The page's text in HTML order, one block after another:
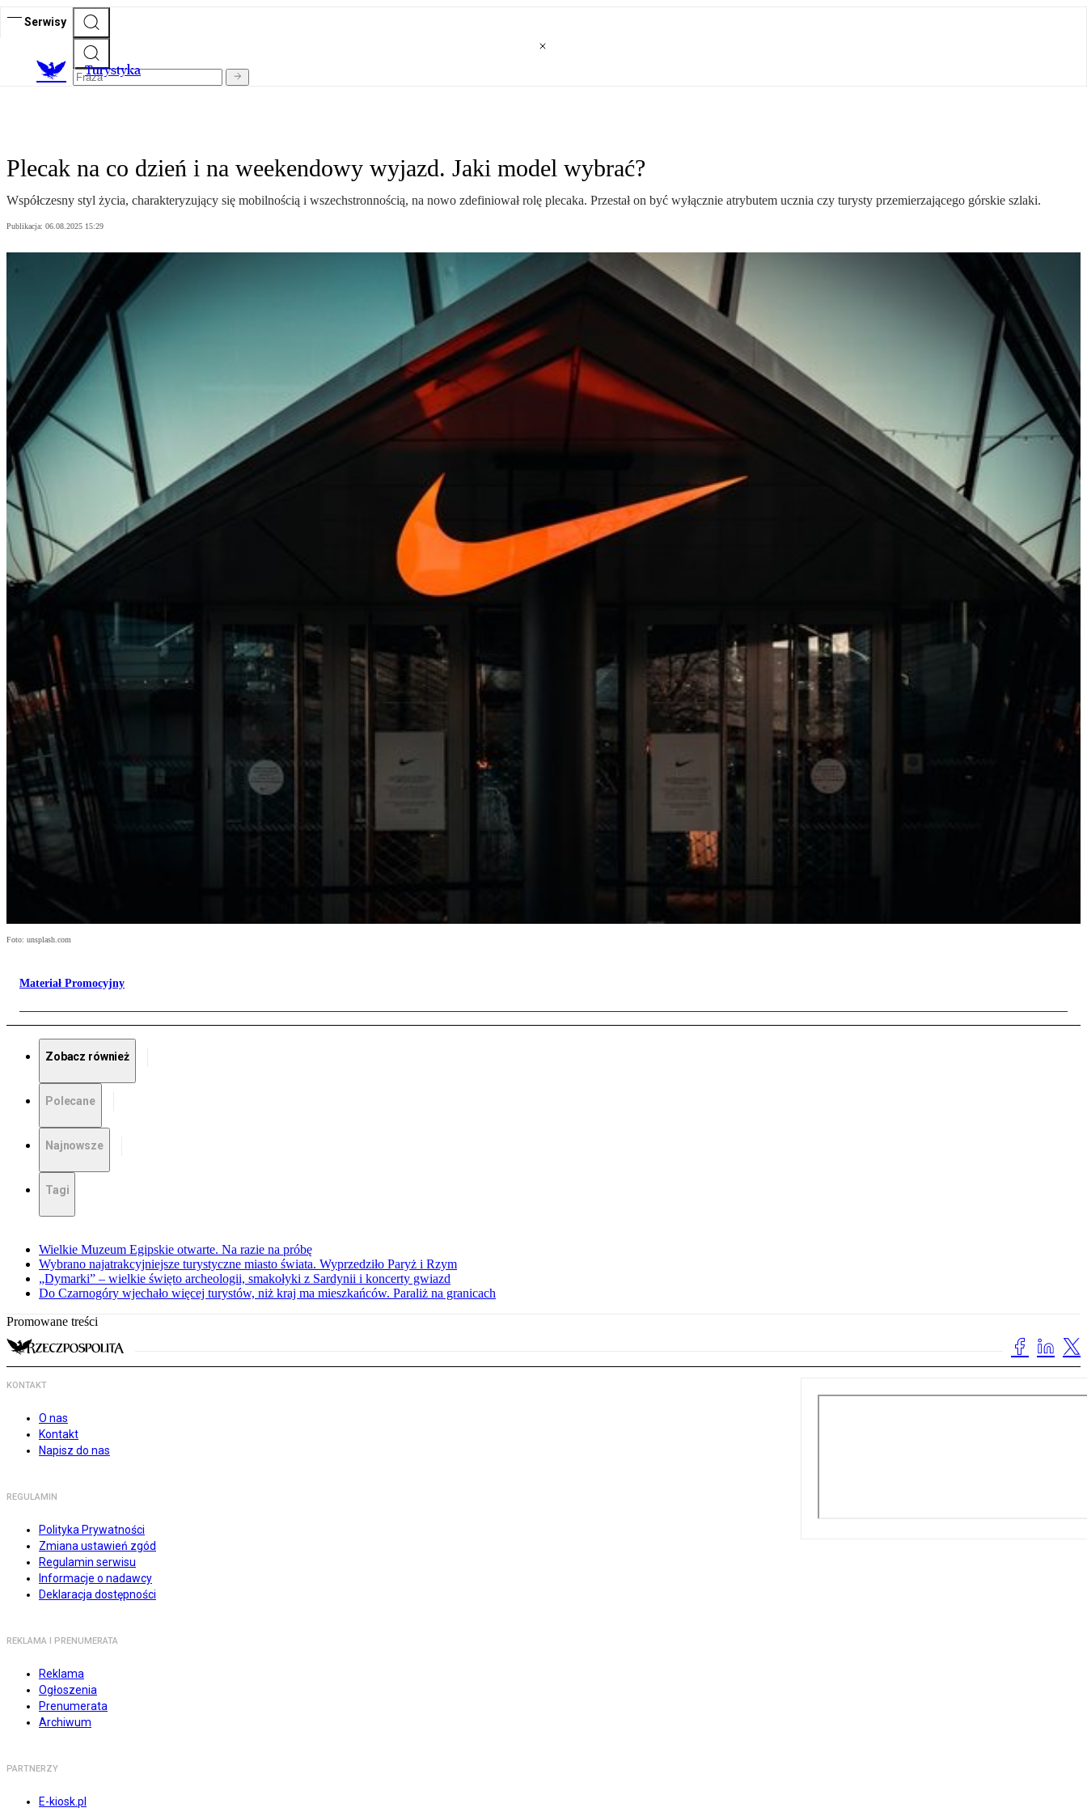
Serwisy
Turystyka
Plecak na co dzień i na weekendowy wyjazd. Jaki model wybrać?
Współczesny styl życia, charakteryzujący się mobilnością i wszechstronnością, na nowo zdefiniował rolę plecaka. Przestał on być wyłącznie atrybutem ucznia czy turysty przemierzającego górskie szlaki.
Publikacja: 06.08.2025 15:29
Foto: unsplash.com
Materiał Promocyjny
Zobacz również
Polecane
Najnowsze
Tagi
Wielkie Muzeum Egipskie otwarte. Na razie na próbę
Wybrano najatrakcyjniejsze turystyczne miasto świata. Wyprzedziło Paryż i Rzym
„Dymarki” – wielkie święto archeologii, smakołyki z Sardynii i koncerty gwiazd
Do Czarnogóry wjechało więcej turystów, niż kraj ma mieszkańców. Paraliż na granicach
Promowane treści
KONTAKT
O nas
Kontakt
Napisz do nas
REGULAMIN
Polityka Prywatności
Zmiana ustawień zgód
Regulamin serwisu
Informacje o nadawcy
Deklaracja dostępności
REKLAMA I PRENUMERATA
Reklama
Ogłoszenia
Prenumerata
Archiwum
PARTNERZY
E-kiosk.pl